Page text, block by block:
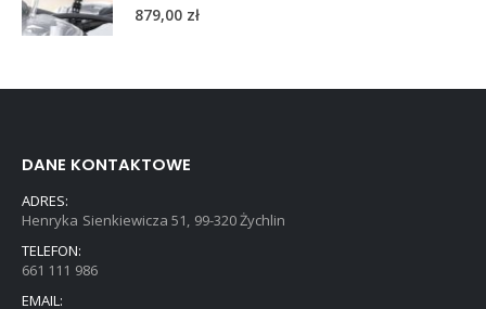
5.00out of 5
879,00 zł
DANE KONTAKTOWE
ADRES:
Henryka Sienkiewicza 51, 99-320 Żychlin
TELEFON:
661 111 986
EMAIL: